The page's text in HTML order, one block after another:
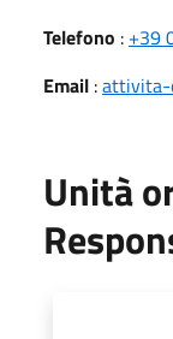
Telefono : +39
Email :attivita-
Unità